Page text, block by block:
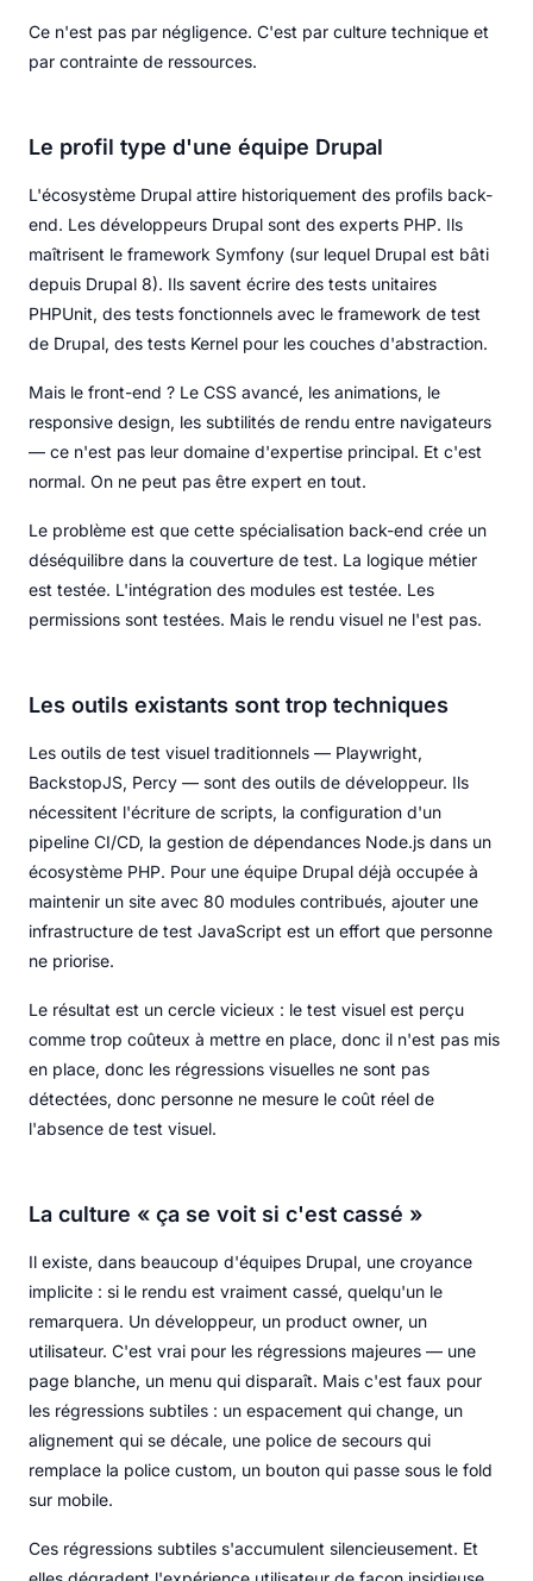
Ce n'est pas par négligence. C'est par culture technique et
par contrainte de ressources.
Le profil type d'une équipe Drupal
L'écosystème Drupal attire historiquement des profils back-
end. Les développeurs Drupal sont des experts PHP. Ils
maîtrisent le framework Symfony (sur lequel Drupal est bâti
depuis Drupal 8). Ils savent écrire des tests unitaires
PHPUnit, des tests fonctionnels avec le framework de test
de Drupal, des tests Kernel pour les couches d'abstraction.
Mais le front-end ? Le CSS avancé, les animations, le
responsive design, les subtilités de rendu entre navigateurs
— ce n'est pas leur domaine d'expertise principal. Et c'est
normal. On ne peut pas être expert en tout.
Le problème est que cette spécialisation back-end crée un
déséquilibre dans la couverture de test. La logique métier
est testée. L'intégration des modules est testée. Les
permissions sont testées. Mais le rendu visuel ne l'est pas.
Les outils existants sont trop techniques
Les outils de test visuel traditionnels — Playwright,
BackstopJS, Percy — sont des outils de développeur. Ils
nécessitent l'écriture de scripts, la configuration d'un
pipeline CI/CD, la gestion de dépendances Node.js dans un
écosystème PHP. Pour une équipe Drupal déjà occupée à
maintenir un site avec 80 modules contribués, ajouter une
infrastructure de test JavaScript est un effort que personne
ne priorise.
Le résultat est un cercle vicieux : le test visuel est perçu
comme trop coûteux à mettre en place, donc il n'est pas mis
en place, donc les régressions visuelles ne sont pas
détectées, donc personne ne mesure le coût réel de
l'absence de test visuel.
La culture « ça se voit si c'est cassé »
Il existe, dans beaucoup d'équipes Drupal, une croyance
implicite : si le rendu est vraiment cassé, quelqu'un le
remarquera. Un développeur, un product owner, un
utilisateur. C'est vrai pour les régressions majeures — une
page blanche, un menu qui disparaît. Mais c'est faux pour
les régressions subtiles : un espacement qui change, un
alignement qui se décale, une police de secours qui
remplace la police custom, un bouton qui passe sous le fold
sur mobile.
Ces régressions subtiles s'accumulent silencieusement. Et